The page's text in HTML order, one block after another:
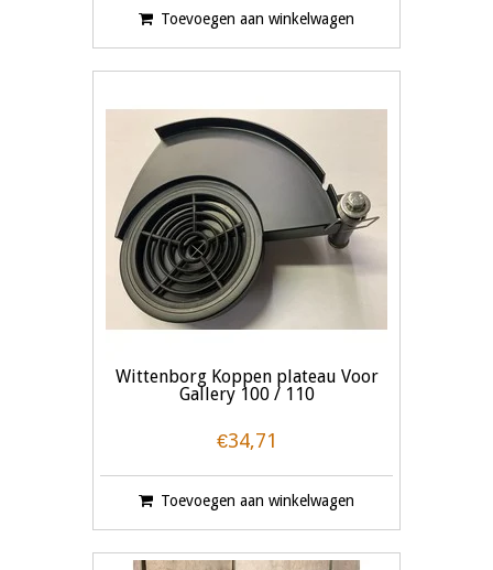
Toevoegen aan winkelwagen
Wittenborg Koppen plateau Voor
Gallery 100 / 110
€34,71
Toevoegen aan winkelwagen